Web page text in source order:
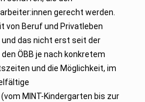
gerecht werden.
von Beruf und Privatleben
das nicht erst seit der
ÖBB je nach konkretem
und die Möglichkeit, im
MINT-Kindergarten bis zur